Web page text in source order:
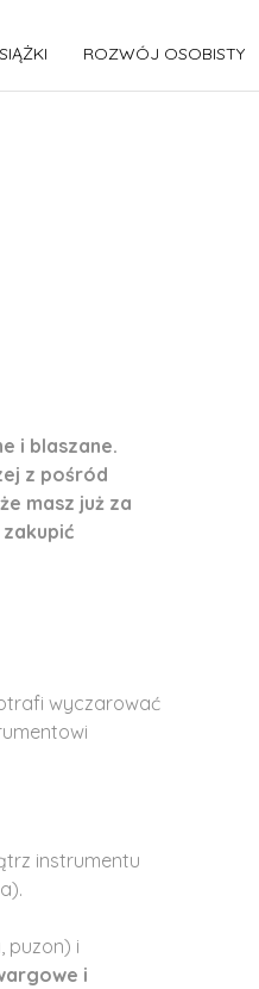
ROZWÓJ OSOBISTY
i blaszane.
z pośród
masz już za
wyczarować
instrumentu
puzon) i
i